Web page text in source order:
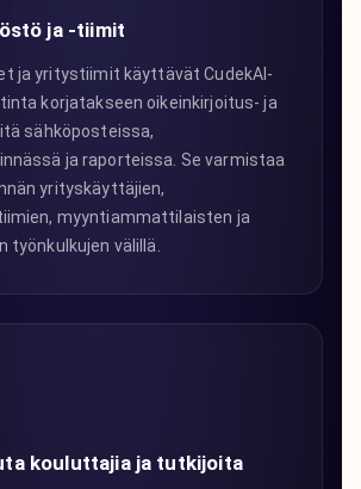
ja -tiimit
ja yritystiimit käyttävät CudekAI-
korjatakseen oikeinkirjoitus- ja
sähköposteissa,
ja raporteissa. Se varmistaa
yrityskäyttäjien,
myyntiammattilaisten ja
työnkulkujen välillä.
kouluttajia ja tutkijoita